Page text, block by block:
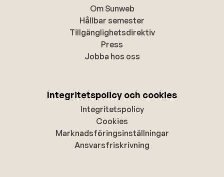
Om Sunweb
Hållbar semester
Tillgänglighetsdirektiv
Press
Jobba hos oss
Integritetspolicy och cookies
Integritetspolicy
Cookies
Marknadsföringsinställningar
Ansvarsfriskrivning